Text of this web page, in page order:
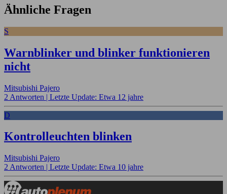
Ähnliche Fragen
S
Warnblinker und blinker funktionieren
nicht
Mitsubishi Pajero
2 Antworten | Letzte Update: Etwa 12 jahre
D
Kontrolleuchten blinken
Mitsubishi Pajero
2 Antworten | Letzte Update: Etwa 10 jahre